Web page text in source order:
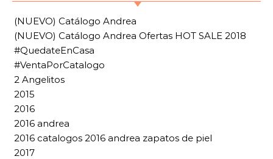
(NUEVO) Catálogo Andrea
(NUEVO) Catálogo Andrea Ofertas HOT SALE 2018
#QuedateEnCasa
#VentaPorCatalogo
2 Angelitos
2015
2016
2016 andrea
2016 catalogos 2016 andrea zapatos de piel
2017